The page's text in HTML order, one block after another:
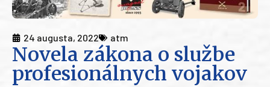
24 augusta, 2022 atm
Novela zákona o službe
profesionálnych vojakov